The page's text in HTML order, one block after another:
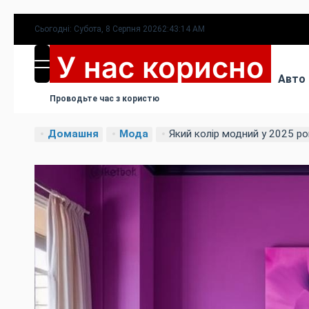
Перейти
до
вмісту
Сьогодні: Субота, 8 Серпня 20262:43:15 AM
МЕНЮУ нас корисно
Проводьте час з користю
Авто
Домашня Мода Який колір модний у 2025